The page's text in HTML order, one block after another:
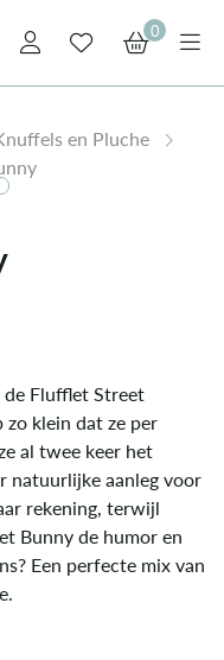
0
en Pluche
Flufflet Street
zo klein dat ze per
al twee keer het
natuurlijke aanleg voor
rekening, terwijl
Bunny de humor en
Een perfecte mix van